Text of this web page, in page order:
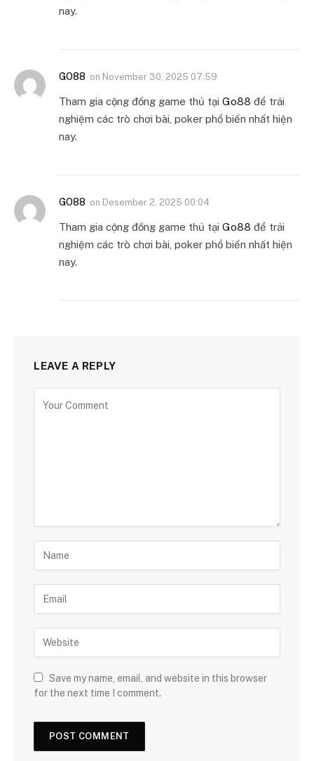
nay.
GO88 on November 30, 2025 07:59
Tham gia cộng đồng game thủ tại Go88 để trải
nghiệm các trò chơi bài, poker phổ biến nhất hiện
nay.
GO88 on Desember 2, 2025 00:04
Tham gia cộng đồng game thủ tại Go88 để trải
nghiệm các trò chơi bài, poker phổ biến nhất hiện
nay.
LEAVE A REPLY
Save my name, email, and website in this browser
for the next time I comment.